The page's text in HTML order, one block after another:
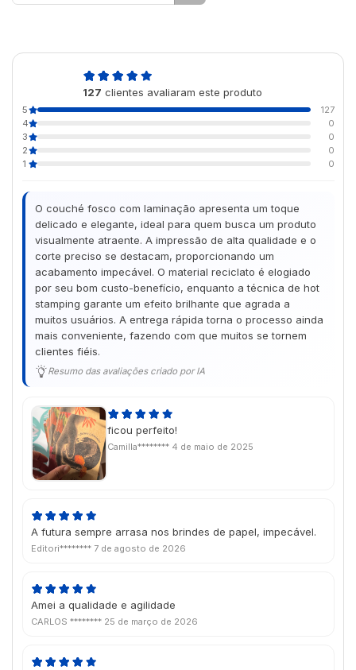
127 clientes avaliaram este produto
5
127
4
0
3
0
2
0
1
0
O couché fosco com laminação apresenta um toque
delicado e elegante, ideal para quem busca um produto
visualmente atraente. A impressão de alta qualidade e o
corte preciso se destacam, proporcionando um
acabamento impecável. O material reciclato é elogiado
por seu bom custo-benefício, enquanto a técnica de hot
stamping garante um efeito brilhante que agrada a
muitos usuários. A entrega rápida torna o processo ainda
mais conveniente, fazendo com que muitos se tornem
clientes fiéis.
Resumo das avaliações criado por IA
ficou perfeito!
Camilla******** 4 de maio de 2025
A futura sempre arrasa nos brindes de papel, impecável.
Editori******** 7 de agosto de 2026
Amei a qualidade e agilidade
CARLOS ******** 25 de março de 2026